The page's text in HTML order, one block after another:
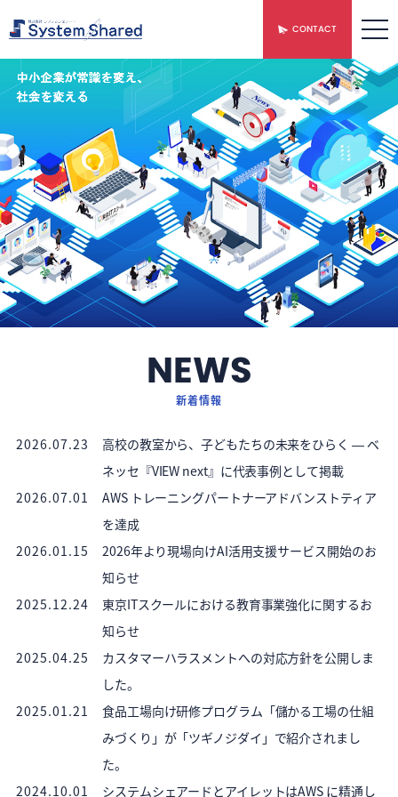
CONTACT
NEWS
新着情報
2026.07.23
高校の教室から、子どもたちの未来をひらく ― ベ
ネッセ『VIEW next』に代表事例として掲載
2026.07.01
AWS トレーニングパートナーアドバンストティア
を達成
2026.01.15
2026年より現場向けAI活用支援サービス開始のお
知らせ
2025.12.24
東京ITスクールにおける教育事業強化に関するお
知らせ
2025.04.25
カスタマーハラスメントへの対応方針を公開しま
した。
2025.01.21
食品工場向け研修プログラム「儲かる工場の仕組
みづくり」が「ツギノジダイ」で紹介されまし
た。
2024.10.01
システムシェアードとアイレットはAWS に精通し